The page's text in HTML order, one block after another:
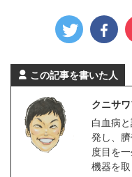
この記事を書いた人
クニサワ
白血病
発し、
度目を
機器を